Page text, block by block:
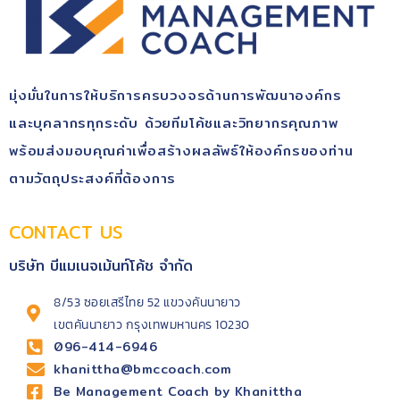
มุ่ง​มั่นในการให้บริการ​ครบวงจรด้านการพัฒนา​องค์กร​
และบุคลากรทุกระดับ​ ด้วยทีมโค้ช​และวิทยากรคุณ​ภาพ​
พร้อม​ส่งมอบคุณ​ค่า​เพื่อสร้างผลลัพธ์​ให้องค์กรของท่าน
ตามวัตถุประสงค์​ที่ต้องการ
CONTACT US
บริษัท บีแมเนจเม้นท์โค้ช จำกัด
8/53 ซอยเสรีไทย 52 แขวงคันนายาว
เขตคันนายาว กรุงเทพมหานคร 10230
096-414-6946
khanittha@bmccoach.com
Be Management Coach by Khanittha